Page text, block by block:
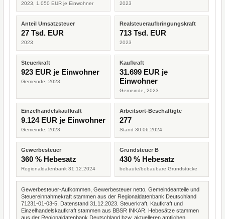
2023, 1.050 EUR je Einwohner 2023
Anteil Umsatzsteuer
27 Tsd. EUR
2023
Realsteueraufbringungskraft
713 Tsd. EUR
2023
Steuerkraft
923 EUR je Einwohner
Gemeinde, 2023
Kaufkraft
31.699 EUR je
Einwohner
Gemeinde, 2023
Einzelhandelskaufkraft
9.124 EUR je Einwohner
Gemeinde, 2023
Arbeitsort-Beschäftigte
277
Stand 30.06.2024
Gewerbesteuer
360 % Hebesatz
Regionaldatenbank 31.12.2024
Grundsteuer B
430 % Hebesatz
bebaute/bebaubare Grundstücke
Gewerbesteuer-Aufkommen, Gewerbesteuer netto, Gemeindeanteile und
Steuereinnahmekraft stammen aus der Regionaldatenbank Deutschland
71231-01-03-5, Datenstand 31.12.2023. Steuerkraft, Kaufkraft und
Einzelhandelskaufkraft stammen aus BBSR INKAR. Hebesätze stammen
aus der Regionaldatenbank Deutschland bzw. aktuelleren amtlichen